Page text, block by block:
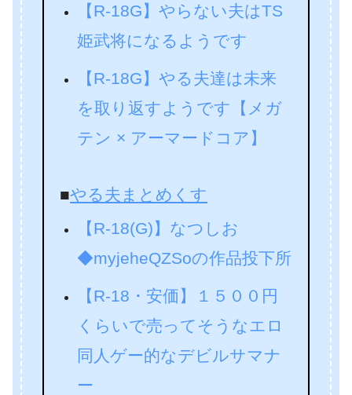
【R-18G】やらない夫はTS
姫武将になるようです
【R-18G】やる夫達は未来
を取り返すようです【メガ
テン × アーマードコア】
■やる夫まとめくす
【R-18(G)】なつしお
◆myjeheQZSoの作品投下所
【R-18・安価】１５００円
くらいで売ってそうなエロ
同人ゲー的なデビルサマナ
ー